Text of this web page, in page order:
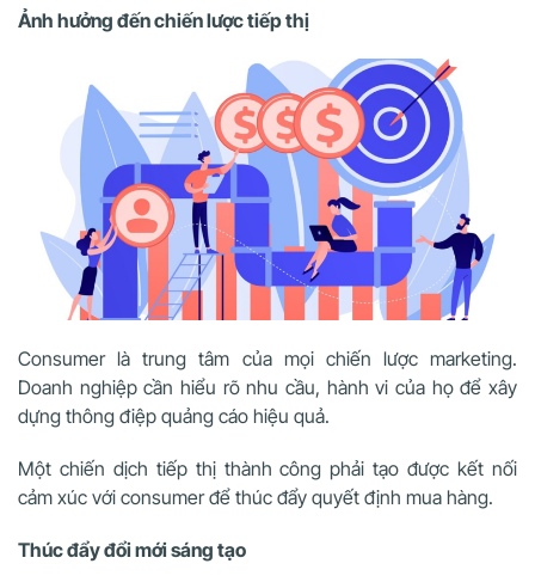
Ảnh hưởng đến chiến lược tiếp thị
Consumer là trung tâm của mọi chiến lược marketing.
Doanh nghiệp cần hiểu rõ nhu cầu, hành vi của họ để xây
dựng thông điệp quảng cáo hiệu quả.
Một chiến dịch tiếp thị thành công phải tạo được kết nối
cảm xúc với consumer để thúc đẩy quyết định mua hàng.
Thúc đẩy đổi mới sáng tạo